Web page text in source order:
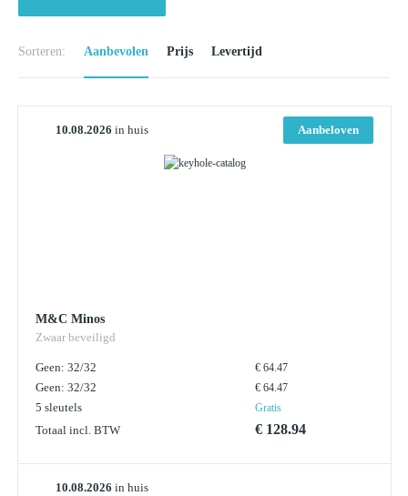
Sorteren: Aanbevolen Prijs Levertijd
10.08.2026 in huis Aanbeloven
M&C Minos
Zwaar beveiligd
Geen: 32/32 € 64.47
Geen: 32/32 € 64.47
5 sleutels Gratis
Totaal incl. BTW € 128.94
10.08.2026 in huis